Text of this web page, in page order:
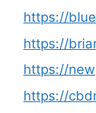
https://
https://
https://
https://